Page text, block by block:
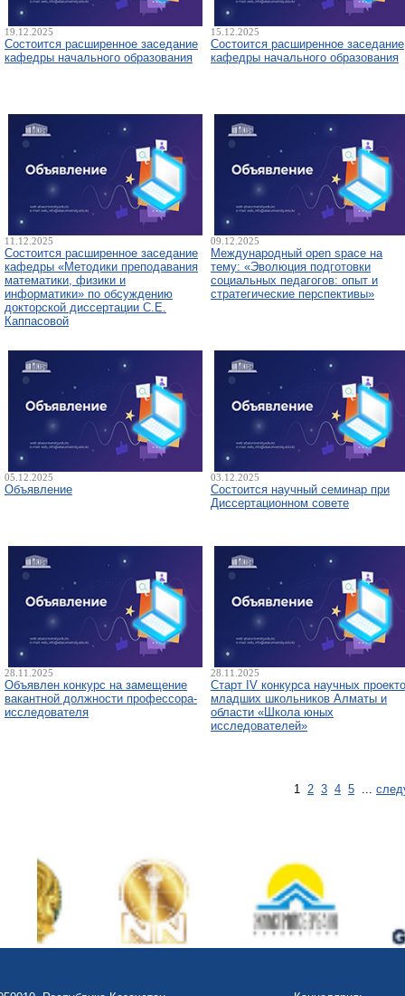
19.12.2025
Состоится расширенное заседание
кафедры начального образования
15.12.2025
Состоится расширенное заседание
кафедры начального образования
11.12.2025
Состоится расширенное заседание
кафедры «Методики преподавания
математики, физики и
информатики» по обсуждению
докторской диссертации С.Е.
Каппасовой
09.12.2025
Международный open space на
тему: «Эволюция подготовки
социальных педагогов: опыт и
стратегические перспективы»
05.12.2025
Объявление
03.12.2025
Состоится научный семинар при
Диссертационном совете
28.11.2025
Объявлен конкурс на замещение
вакантной должности профессора-
исследователя
28.11.2025
Старт IV конкурса научных
младших школьников Алматы и
области «Школа юных
исследователей»
1 2 3 4 5 ...